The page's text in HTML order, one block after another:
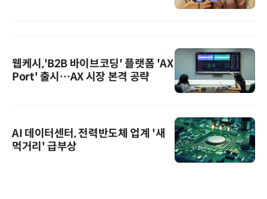
웹케시,'B2B 바이브코딩' 플랫폼 'AX
Port' 출시…AX 시장 본격 공략
AI 데이터센터, 전력반도체 업계 '새
먹거리' 급부상